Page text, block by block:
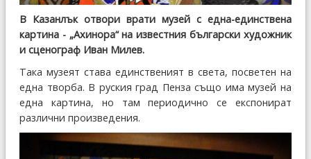
В Казанлък отвори врати музей с една-единствена
картина - „Ахинора“ на известния български художник
и сценограф Иван Милев.
Така музеят става единственият в света, посветен на
една творба. В руския град Пенза също има музей на
една картина, но там периодично се експонират
различни произведения.